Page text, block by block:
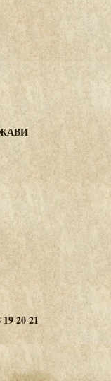
192021